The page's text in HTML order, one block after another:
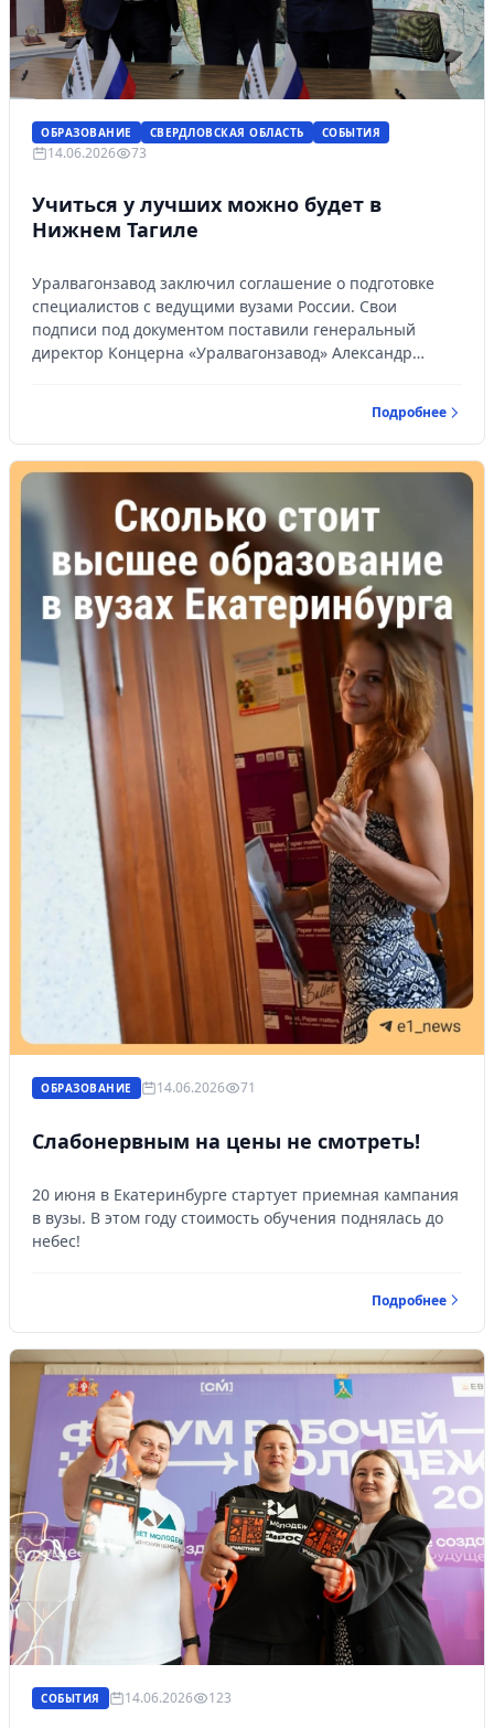
ОБРАЗОВАНИЕ СВЕРДЛОВСКАЯ ОБЛАСТЬ СОБЫТИЯ
14.06.2026 73
Учиться у лучших можно будет в
Нижнем Тагиле
Уралвагонзавод заключил соглашение о подготовке
специалистов с ведущими вузами России. Свои
подписи под документом поставили генеральный
директор Концерна «Уралвагонзавод» Александр
государственного технического университета (МГТУ)
имени Н.Э. Баумана Михаил Гордин.
Подробнее
ОБРАЗОВАНИЕ 14.06.2026 71
Слабонервным на цены не смотреть!
20 июня в Екатеринбурге стартует приемная кампания
в вузы. В этом году стоимость обучения поднялась до
небес!
Подробнее
СОБЫТИЯ 14.06.2026 123